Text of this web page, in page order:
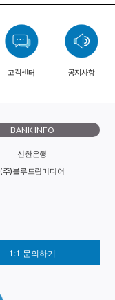
고객센터 공지사항
BANK INFO
신한은행
(주)블루드림미디어
1:1 문의하기